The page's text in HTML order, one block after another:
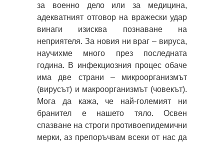
за военно дело или за медицина,
адекватният отговор на вражески удар
винаги изисква познаване на
неприятеля. За новия ни враг – вируса,
научихме много през последната
година. В инфекциозния процес обаче
има две страни – микроорганизмът
(вирусът) и макроорганизмът (човекът).
Мога да кажа, че най-големият ни
бранител е нашето тяло. Освен
спазване на строги противоепидемични
мерки, аз препоръчвам всеки от нас да